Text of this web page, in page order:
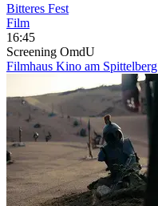
Bitteres Fest
Film
16:45
Screening OmdU
Filmhaus Kino am Spittelberg